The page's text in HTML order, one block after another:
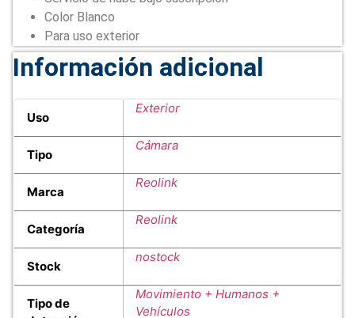
Color Blanco
Para uso exterior
Información adicional
Uso
Exterior
Tipo
Cámara
Marca
Reolink
Categoría
Reolink
Stock
nostock
Tipo de
Movimiento + Humanos +
Vehículos